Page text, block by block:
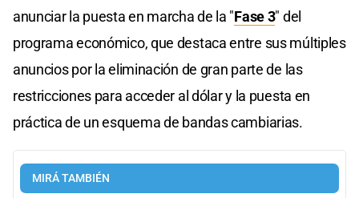
anunciar la puesta en marcha de la "Fase 3" del
programa económico, que destaca entre sus múltiples
anuncios por la eliminación de gran parte de las
restricciones para acceder al dólar y la puesta en
práctica de un esquema de bandas cambiarias.
MIRÁ TAMBIÉN